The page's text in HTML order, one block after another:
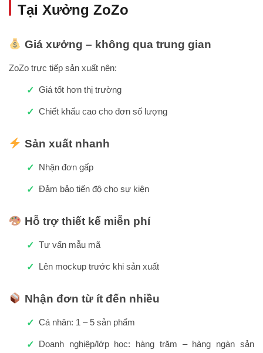
Tại Xưởng ZoZo
Giá xưởng – không qua trung gian
ZoZo trực tiếp sản xuất nên:
Giá tốt hơn thị trường
Chiết khấu cao cho đơn số lượng
Sản xuất nhanh
Nhận đơn gấp
Đảm bảo tiến độ cho sự kiện
Hỗ trợ thiết kế miễn phí
Tư vấn mẫu mã
Lên mockup trước khi sản xuất
Nhận đơn từ ít đến nhiều
Cá nhân: 1 – 5 sản phẩm
Doanh nghiệp/lớp học: hàng trăm – hàng ngàn sản